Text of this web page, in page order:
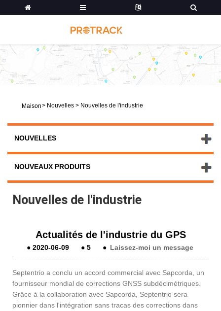
Maison> Nouvelles > Nouvelles de l'industrie
NOUVELLES
NOUVEAUX PRODUITS
Nouvelles de l'industrie
Actualités de l'industrie du GPS
● 2020-06-09 ● 5 ● Laissez-moi un message
Septentrio a conclu un accord commercial avec Sapcorda, un
fournisseur mondial de corrections GNSS subdécimétriques.
Grâce à la collaboration avec Sapcorda, Septentrio sera
pionnier dans l'intégration sans tracas des corrections dans